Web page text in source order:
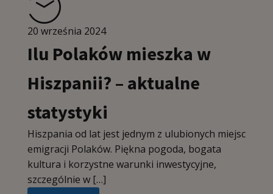
20 września 2024
Ilu Polaków mieszka w
Hiszpanii? – aktualne
statystyki
Hiszpania od lat jest jednym z ulubionych miejsc
emigracji Polaków. Piękna pogoda, bogata
kultura i korzystne warunki inwestycyjne,
szczególnie w […]